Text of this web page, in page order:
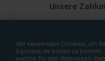
Unsere
Wir verwenden Cookies, um
Equinest.de bieten zu
welche für den Webseiten-